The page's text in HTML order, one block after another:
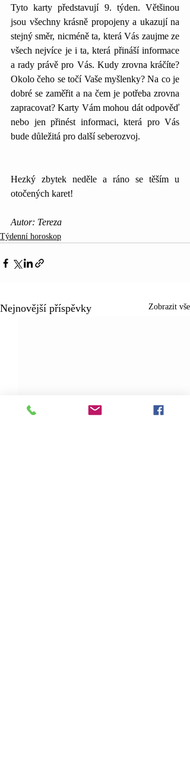
Tyto karty představují 9. týden. Většinou
jsou všechny krásně propojeny a ukazují na
stejný směr, nicméně ta, která Vás zaujme ze
všech nejvíce je i ta, která přináší informace
a rady právě pro Vás. Kudy zrovna kráčíte?
Okolo čeho se točí Vaše myšlenky? Na co je
dobré se zaměřit a na čem je potřeba zrovna
zapracovat? Karty Vám mohou dát odpověď
nebo jen přinést informaci, která pro Vás
bude důležitá pro další seberozvoj.
Hezký zbytek neděle a ráno se těším u
otočených karet!
Autor: Tereza
Týdenní horoskop
Nejnovější příspěvky Zobrazit vše